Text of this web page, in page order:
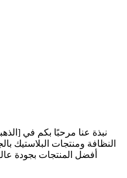
نبذة عنا مرحبًا بكم في
النظافة ومنتجات البلاستيك
أفضل المنتجات بجودة